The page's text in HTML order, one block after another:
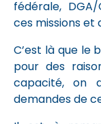
fédérale,
ces missions et
C’est là que le
pour des
capacité, on
demandes de